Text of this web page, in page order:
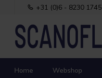
+31 (0)6 - 8230 1745
Home Webshop